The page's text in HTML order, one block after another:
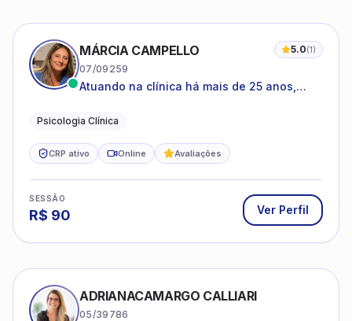
MÁRCIA CAMPELLO 5.0(1)
07/09259
Atuando na clínica há mais de 25 anos,
estruturas, com experiência em
Psicologia Clínica
CRP ativo Online Avaliações
SESSÃO
R$ 90 Ver Perfil
ADRIANACAMARGO CALLIARI
05/39786